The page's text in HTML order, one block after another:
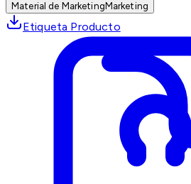
Material de MarketingMarketing
Etiqueta Producto